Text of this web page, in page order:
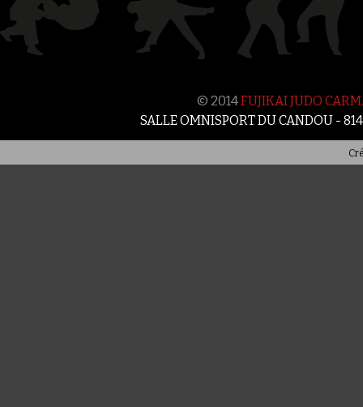
© 2014FUJIKAI JUDO
SALLE OMNISPORT DU CANDOU -